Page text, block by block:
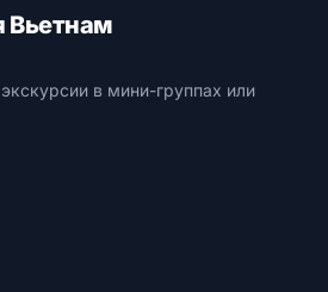
Вьетнам
в мини-группах или